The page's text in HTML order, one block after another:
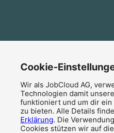
Cookie-
Wir als JobCloud AG,
Technologien damit
funktioniert und um dir
zu bieten. Alle Details
Erklärung. Die
Cookies stützen wir auf